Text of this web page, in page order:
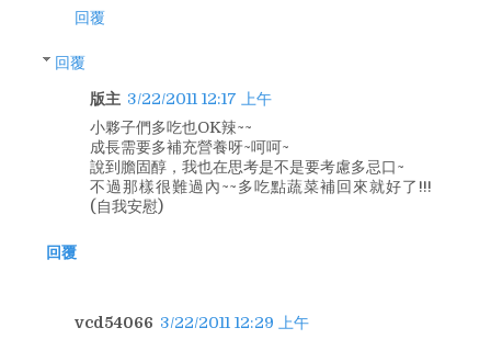
回覆
回覆
版主 3/22/2011 12:17 上午
小夥子們多吃也OK辣~~
成長需要多補充營養呀~呵呵~
說到膽固醇，我也在思考是不是要考慮多忌口~
不過那樣很難過內~~多吃點蔬菜補回來就好了!!!
(自我安慰)
回覆
vcd54066 3/22/2011 12:29 上午